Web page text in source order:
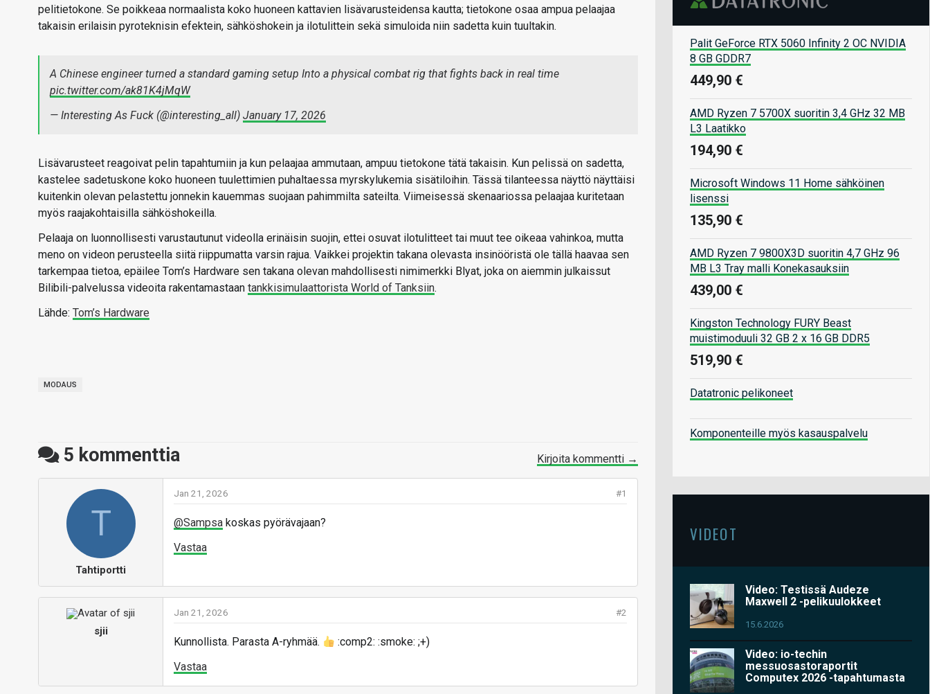
pelitietokone. Se poikkeaa normaalista koko huoneen kattavien lisävarusteidensa kautta; tietokone osaa ampua pelaajaa
takaisin erilaisin pyroteknisin efektein, sähköshokein ja ilotulittein sekä simuloida niin sadetta kuin tuultakin.
A Chinese engineer turned a standard gaming setup Into a physical combat rig that fights back in real time
pic.twitter.com/ak81K4jMqW
— Interesting As Fuck (@interesting_aIl) January 17, 2026
Lisävarusteet reagoivat pelin tapahtumiin ja kun pelaajaa ammutaan, ampuu tietokone tätä takaisin. Kun pelissä on sadetta,
kastelee sadetuskone koko huoneen tuulettimien puhaltaessa myrskylukemia sisätiloihin. Tässä tilanteessa näyttö näyttäisi
kuitenkin olevan pelastettu jonnekin kauemmas suojaan pahimmilta sateilta. Viimeisessä skenaariossa pelaajaa kuritetaan
myös raajakohtaisilla sähköshokeilla.
Pelaaja on luonnollisesti varustautunut videolla erinäisin suojin, ettei osuvat ilotulitteet tai muut tee oikeaa vahinkoa, mutta
meno on videon perusteella siitä riippumatta varsin rajua. Vaikkei projektin takana olevasta insinööristä ole tällä haavaa sen
tarkempaa tietoa, epäilee Tom’s Hardware sen takana olevan mahdollisesti nimimerkki Blyat, joka on aiemmin julkaissut
Bilibili-palvelussa videoita rakentamastaan tankkisimulaattorista World of Tanksiin.
Lähde: Tom’s Hardware
MODAUS
5 kommenttia Kirjoita kommentti →
T
Tahtiportti
#1
Jan 21, 2026
@Sampsa koskas pyörävajaan?
Vastaa
sjii
#2
Jan 21, 2026
Kunnollista. Parasta A-ryhmää.
:comp2: :smoke: ;+)
Vastaa
Palit GeForce RTX 5060 Infinity 2 OC NVIDIA
8 GB GDDR7
449,90 €
AMD Ryzen 7 5700X suoritin 3,4 GHz 32 MB
L3 Laatikko
194,90 €
Microsoft Windows 11 Home sähköinen
lisenssi
135,90 €
AMD Ryzen 7 9800X3D suoritin 4,7 GHz 96
MB L3 Tray malli Konekasauksiin
439,00 €
Kingston Technology FURY Beast
muistimoduuli 32 GB 2 x 16 GB DDR5
519,90 €
Datatronic pelikoneet
Komponenteille myös kasauspalvelu
VIDEOT
Video: Testissä Audeze
Maxwell 2 -pelikuulokkeet
15.6.2026
Video: io-techin
messuosastoraportit
Computex 2026 -tapahtumasta